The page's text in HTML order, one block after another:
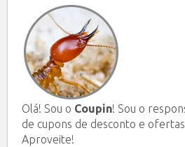
Olá! Sou o Coupin! Sou o
de cupons de desconto e
Aproveite!